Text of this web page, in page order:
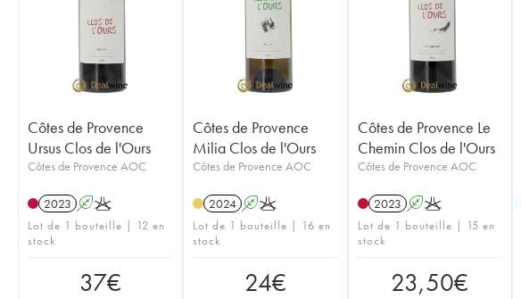
Côtes de Provence
Ursus Clos de l'Ours
Côtes de Provence AOC
2023 AK
Lot de 1 bouteille | 12 en
stock
37€
Côtes de Provence
Milia Clos de l'Ours
Côtes de Provence AOC
2024 AK
Lot de 1 bouteille | 16 en
stock
24€
Côtes de Provence Le
Chemin Clos de l'Ours
Côtes de Provence AOC
2023 AK
Lot de 1 bouteille | 15 en
stock
23,50€